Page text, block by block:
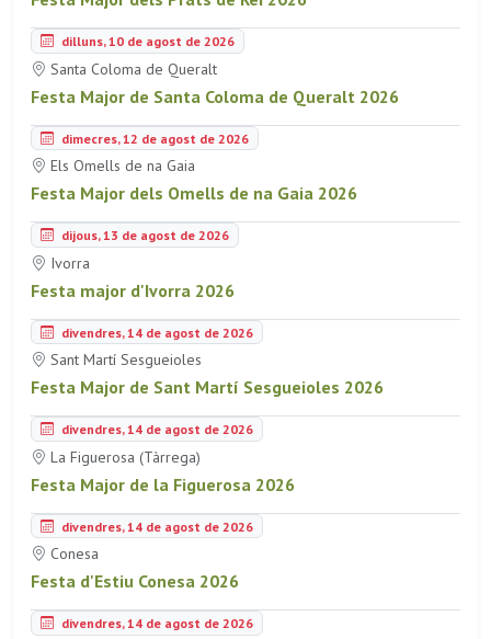
dilluns, 10 de agost de 2026
Santa Coloma de Queralt
Festa Major de Santa Coloma de Queralt 2026
dimecres, 12 de agost de 2026
Els Omells de na Gaia
Festa Major dels Omells de na Gaia 2026
dijous, 13 de agost de 2026
Ivorra
Festa major d'Ivorra 2026
divendres, 14 de agost de 2026
Sant Martí Sesgueioles
Festa Major de Sant Martí Sesgueioles 2026
divendres, 14 de agost de 2026
La Figuerosa (Tàrrega)
Festa Major de la Figuerosa 2026
divendres, 14 de agost de 2026
Conesa
Festa d'Estiu Conesa 2026
divendres, 14 de agost de 2026